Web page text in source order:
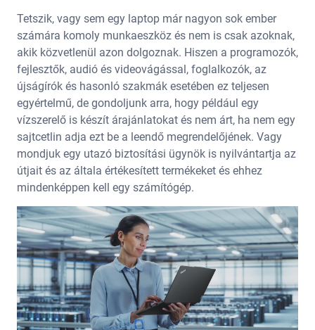
Tetszik, vagy sem egy laptop már nagyon sok ember
számára komoly munkaeszköz és nem is csak azoknak,
akik közvetlenül azon dolgoznak. Hiszen a programozók,
fejlesztők, audió és videovágással, foglalkozók, az
újságírók és hasonló szakmák esetében ez teljesen
egyértelmű, de gondoljunk arra, hogy például egy
vízszerelő is készít árajánlatokat és nem árt, ha nem egy
sajtcetlin adja ezt be a leendő megrendelőjének. Vagy
mondjuk egy utazó biztosítási ügynök is nyilvántartja az
útjait és az általa értékesített termékeket és ehhez
mindenképpen kell egy számítógép.